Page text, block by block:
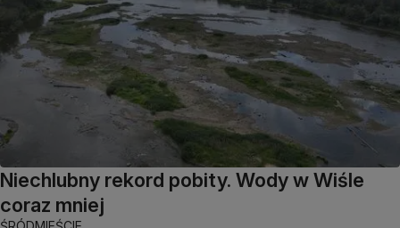
Niechlubny rekord pobity. Wody w Wiśle
coraz mniej